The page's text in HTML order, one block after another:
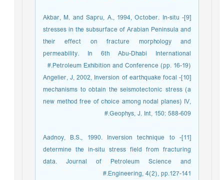
[9]- Akbar, M. and Sapru, A., 1994, October. In-situ
stresses in the subsurface of Arabian Peninsula and
their effect on fracture morphology and
permeability. In 6th Abu-Dhabi International
Petroleum Exhibition and Conference (pp. 16-19).#
[10]- Angelier, J, 2002, Inversion of earthquake focal
mechanisms to obtain the seismotectonic stress (a
new method free of choice among nodal planes) IV,
Geophys, J. Int, 150: 588-609.#
[11]- Aadnoy, B.S., 1990. Inversion technique to
determine the in-situ stress field from fracturing
data. Journal of Petroleum Science and
Engineering, 4(2), pp.127-141.#